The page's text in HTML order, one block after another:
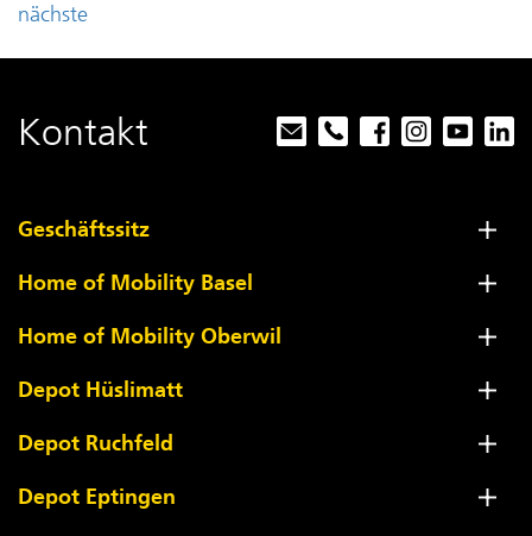
nächste
Kontakt
Geschäftssitz
Home of Mobility Basel
Home of Mobility Oberwil
Depot Hüslimatt
Depot Ruchfeld
Depot Eptingen